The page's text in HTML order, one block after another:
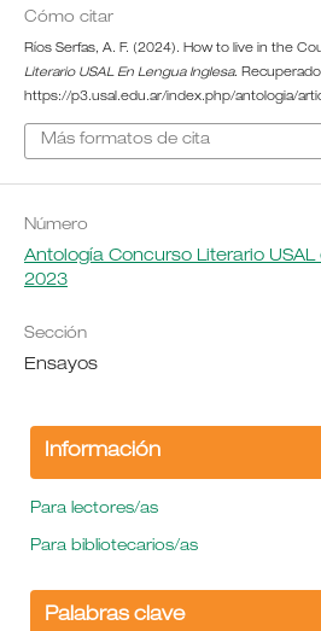
Cómo citar
Ríos Serfas, A. F. (2024). How to live in the
Literario USAL En Lengua Inglesa.
https://p3.usal.edu.ar/index.php/antologia/
Más formatos de cita
Número
Antología Concurso Literario USAL
2023
Sección
Ensayos
Información
Para lectores/as
Para bibliotecarios/as
Palabras clave